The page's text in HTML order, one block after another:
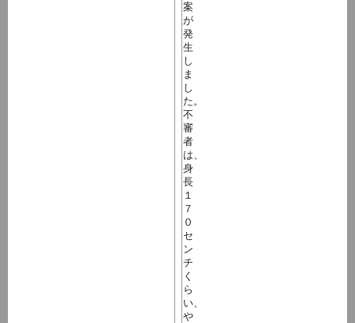
案
が
発
生
し
ま
し
た。
不
審
者
は、
身
長
１
７
０
セ
ン
チ
く
ら
い、
や